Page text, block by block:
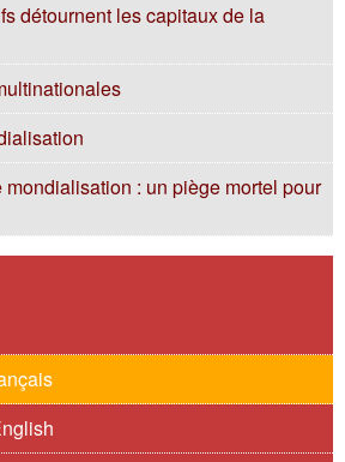
détournent les capitaux de la
: un piège mortel pour